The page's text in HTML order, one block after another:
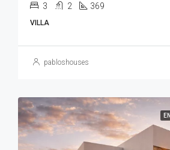
3 2 369
VILLA
pabloshouses